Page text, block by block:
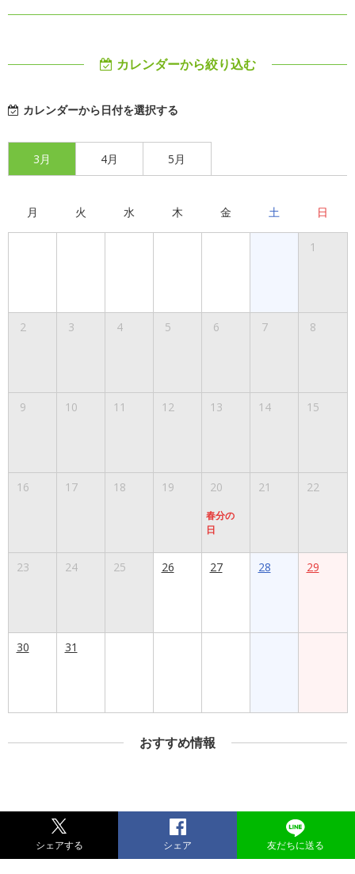
カレンダーから絞り込む
カレンダーから日付を選択する
3月 4月 5月
月 火 水 木 金 土 日
1
2 3 4 5 6 7 8
9 10 11 12 13 14 15
16 17 18 19 20
春分の
日
21 22
23 24 25 26 27 28 29
30 31
おすすめ情報
シェアする シェア 友だちに送る